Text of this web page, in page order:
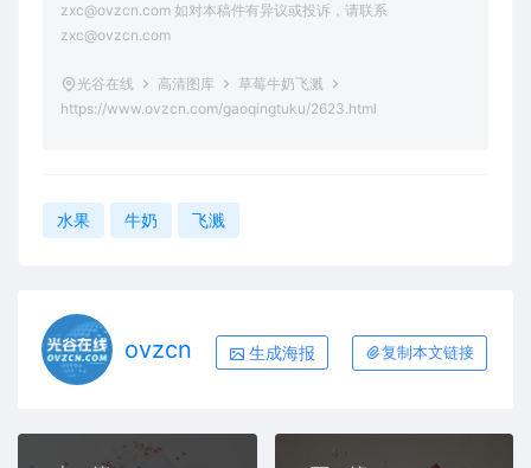
zxc@ovzcn.com 如对本稿件有异议或投诉，请联系
zxc@ovzcn.com
光谷在线 高清图库
草莓牛奶飞溅
https://www.ovzcn.com/gaoqingtuku/2623.html
水果 牛奶 飞溅
ovzcn 生成海报 复制本文链接